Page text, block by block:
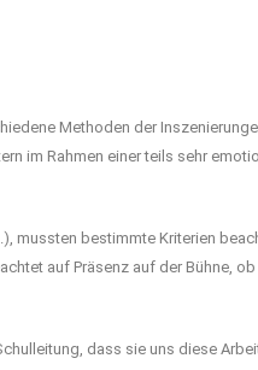
Methoden der
im Rahmen einer teils sehr
mussten bestimmte Kriterien
auf Präsenz auf der Bühne,
dass sie uns diese